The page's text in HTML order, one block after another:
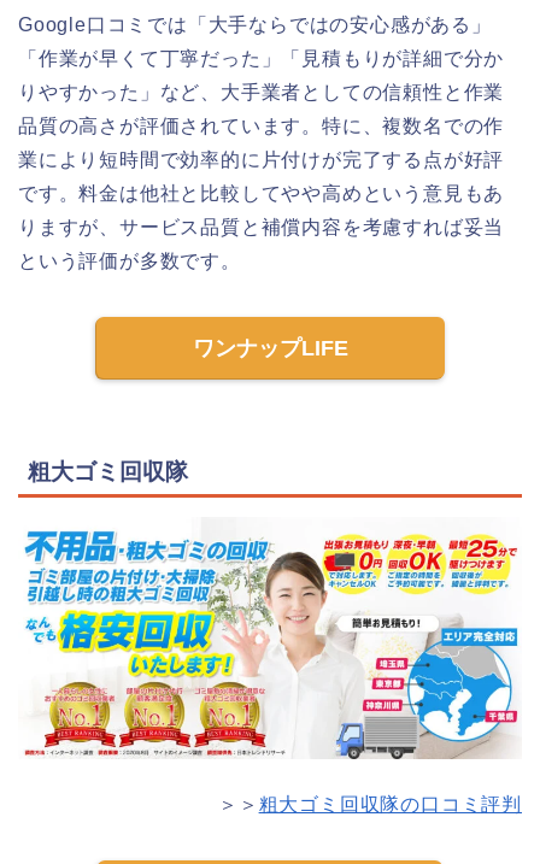
Google口コミでは「大手ならではの安心感がある」
「作業が早くて丁寧だった」「見積もりが詳細で分か
りやすかった」など、大手業者としての信頼性と作業
品質の高さが評価されています。特に、複数名での作
業により短時間で効率的に片付けが完了する点が好評
です。料金は他社と比較してやや高めという意見もあ
りますが、サービス品質と補償内容を考慮すれば妥当
という評価が多数です。
ワンナップLIFE
粗大ゴミ回収隊
＞＞ 粗大ゴミ回収隊の口コミ評判